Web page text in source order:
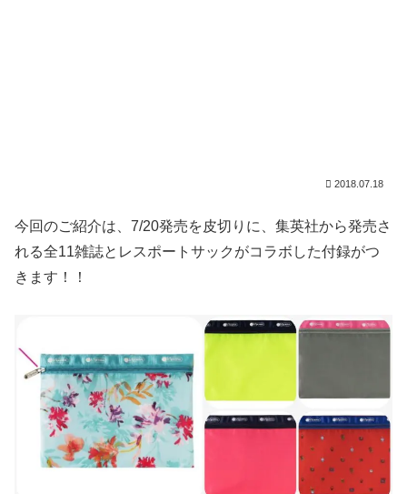
2018.07.18
今回のご紹介は、7/20発売を皮切りに、集英社から発売さ
れる全11雑誌とレスポートサックがコラボした付録がつ
きます！！